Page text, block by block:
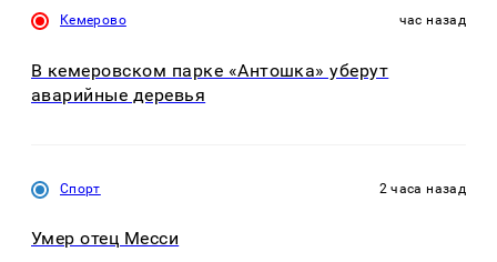
Кемерово час назад
В кемеровском парке «Антошка» уберут
аварийные деревья
Спорт 2 часа назад
Умер отец Месси